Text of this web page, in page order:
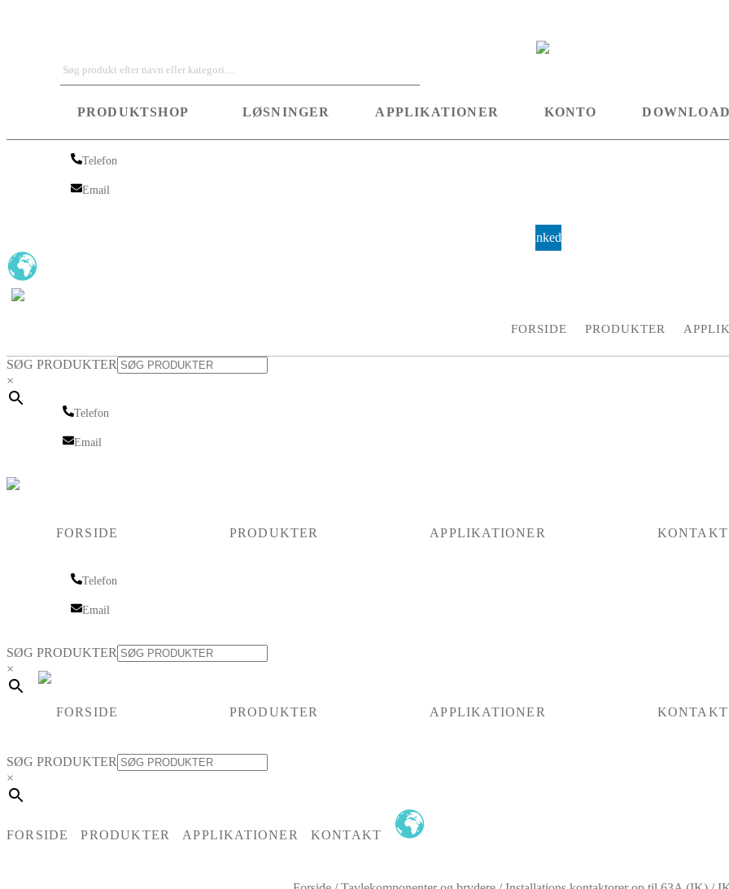
PRODUKTSHOP LØSNINGER APPLIKATIONER KONTO DOWNLOAD
Telefon
Email
Linkedin
FORSIDE PRODUKTER
SØG PRODUKTER
×
Telefon
Email
FORSIDE PRODUKTER APPLIKATIONER KONTAKT
Telefon
Email
SØG PRODUKTER
×
FORSIDE PRODUKTER APPLIKATIONER KONTAKT
SØG PRODUKTER
×
FORSIDE PRODUKTER APPLIKATIONER KONTAKT